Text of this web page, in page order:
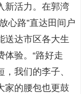
活力。在郭湾
心路”直达田间户
送达市区各大生
体验。“路好走
我们的李子、
家的腰包也更鼓